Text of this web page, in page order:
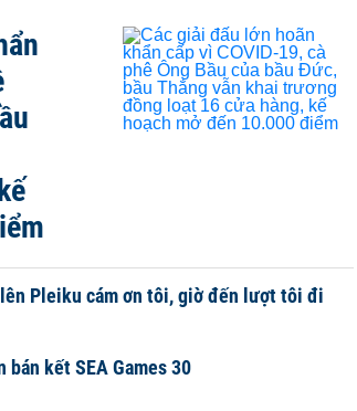
lên Pleiku cám ơn tôi, giờ đến lượt tôi đi
kết SEA Games 30